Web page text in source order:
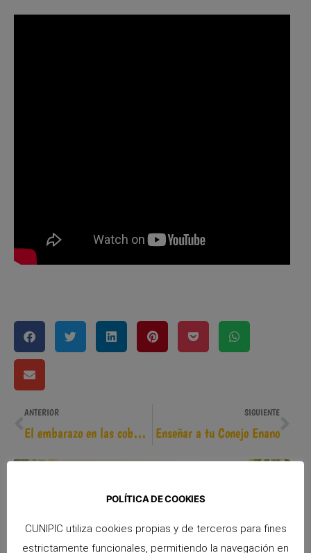
ANTERIOR
El embarazo en las cobayas (parte I)
SIGUIENTE
Enseñar a tu Conejo Enano
POLÍTICA DE COOKIES
CUNIPIC utiliza cookies propias y de terceros para fines
estrictamente funcionales, permitiendo la navegación en